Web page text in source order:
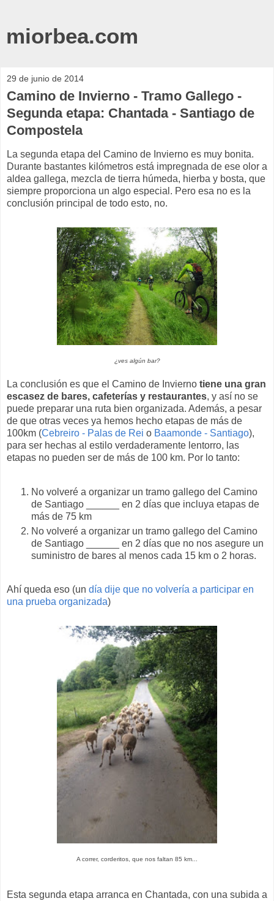
miorbea.com
29 de junio de 2014
Camino de Invierno - Tramo Gallego -
Segunda etapa: Chantada - Santiago de
Compostela
La segunda etapa del Camino de Invierno es muy bonita.
Durante bastantes kilómetros está impregnada de ese olor a
aldea gallega, mezcla de tierra húmeda, hierba y bosta, que
siempre proporciona un algo especial. Pero esa no es la
conclusión principal de todo esto, no.
¿ves algún bar?
La conclusión es que el Camino de Invierno tiene una gran
escasez de bares, cafeterías y restaurantes, y así no se
puede preparar una ruta bien organizada. Además, a pesar
de que otras veces ya hemos hecho etapas de más de
100km (Cebreiro - Palas de Rei o Baamonde - Santiago),
para ser hechas al estilo verdaderamente lentorro, las
etapas no pueden ser de más de 100 km. Por lo tanto:
No volveré a organizar un tramo gallego del Camino
de Santiago ______ en 2 días que incluya etapas de
más de 75 km
No volveré a organizar un tramo gallego del Camino
de Santiago ______ en 2 días que no nos asegure un
suministro de bares al menos cada 15 km o 2 horas.
Ahí queda eso (un día dije que no volvería a participar en
una prueba organizada)
A correr, corderitos, que nos faltan 85 km...
Esta segunda etapa arranca en Chantada, con una subida a